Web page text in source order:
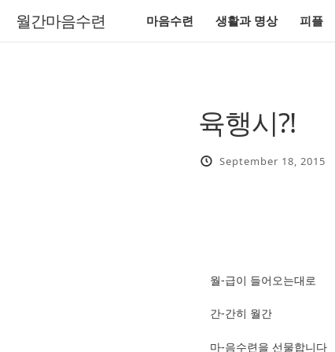
월간마음수련 마음수련 생활과 명상 피플
육행시?!
September 18, 2015
월-급이 들어오는대로
간-간히 월간
마-음수련을 선물합니다